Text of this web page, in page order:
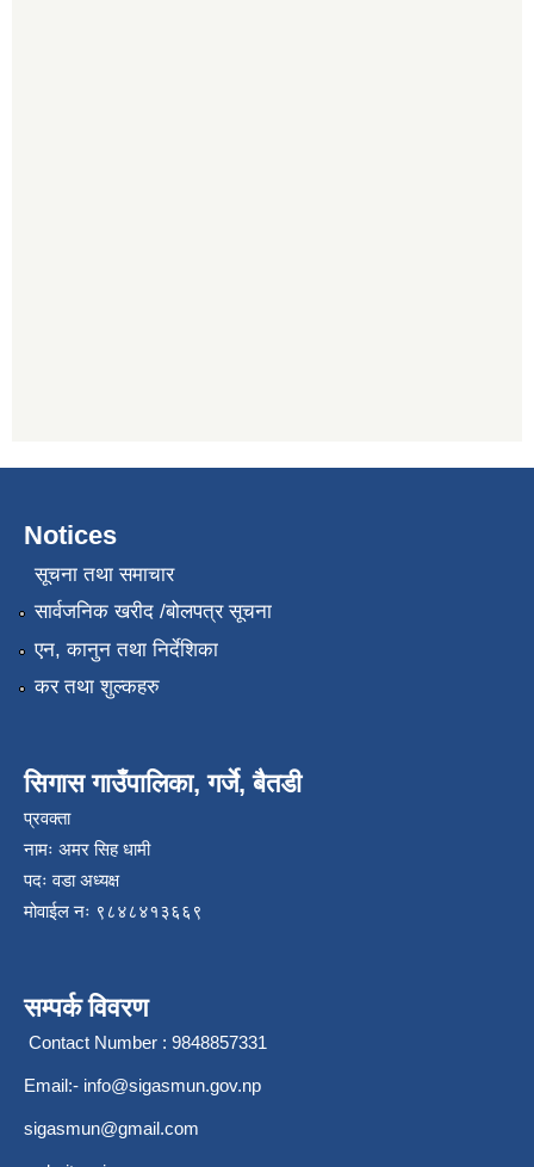
Notices
सूचना तथा समाचार
सार्वजनिक खरीद /बोलपत्र सूचना
एन, कानुन तथा निर्देशिका
कर तथा शुल्कहरु
सिगास गाउँपालिका, गर्जे, बैतडी
प्रवक्ता
नामः अमर सिह धामी
पदः वडा अध्यक्ष
मोवाईल न‌ः ९८४८४१३६६९
सम्पर्क विवरण
Contact Number : 9848857331
Email:- info@sigasmun.gov.np
sigasmun@gmail.com